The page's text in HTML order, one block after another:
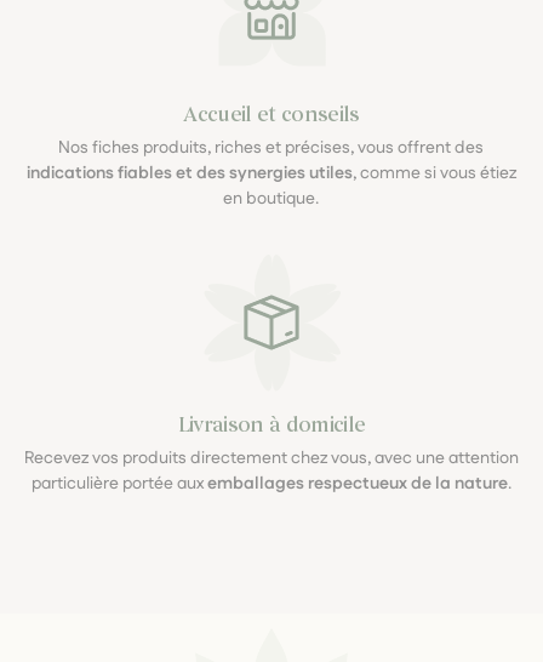
Accueil et conseils
Nos fiches produits, riches et précises, vous offrent des
indications fiables et des synergies utiles, comme si vous étiez
en boutique.
Livraison à domicile
Recevez vos produits directement chez vous, avec une attention
particulière portée auxemballages respectueux de la nature.